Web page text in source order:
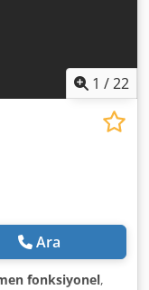
1 /22
Ara
fonksiyonel,